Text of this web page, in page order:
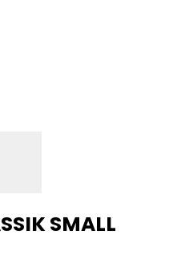
SMALL